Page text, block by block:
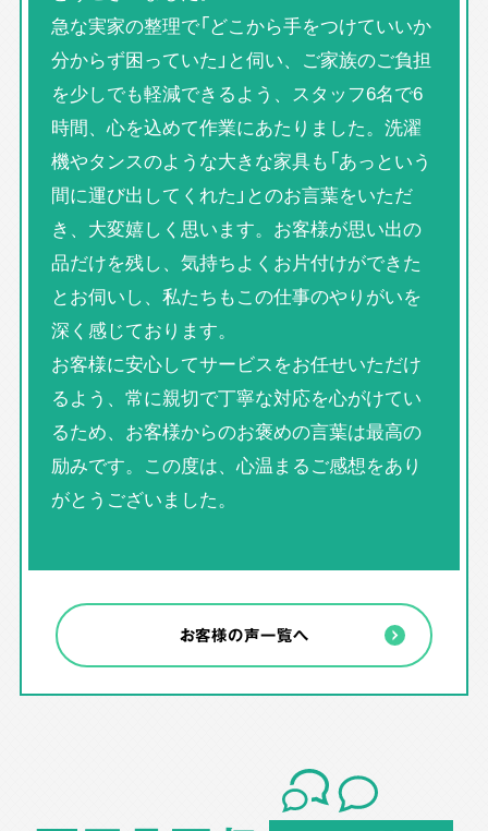
急な実家の整理で「どこから手をつけていいか
分からず困っていた」と伺い、ご家族のご負担
を少しでも軽減できるよう、スタッフ6名で6
時間、心を込めて作業にあたりました。洗濯
機やタンスのような大きな家具も「あっという
間に運び出してくれた」とのお言葉をいただ
き、大変嬉しく思います。お客様が思い出の
品だけを残し、気持ちよくお片付けができた
とお伺いし、私たちもこの仕事のやりがいを
深く感じております。
お客様に安心してサービスをお任せいただけ
るよう、常に親切で丁寧な対応を心がけてい
るため、お客様からのお褒めの言葉は最高の
励みです。この度は、心温まるご感想をあり
がとうございました。
お客様の声一覧へ